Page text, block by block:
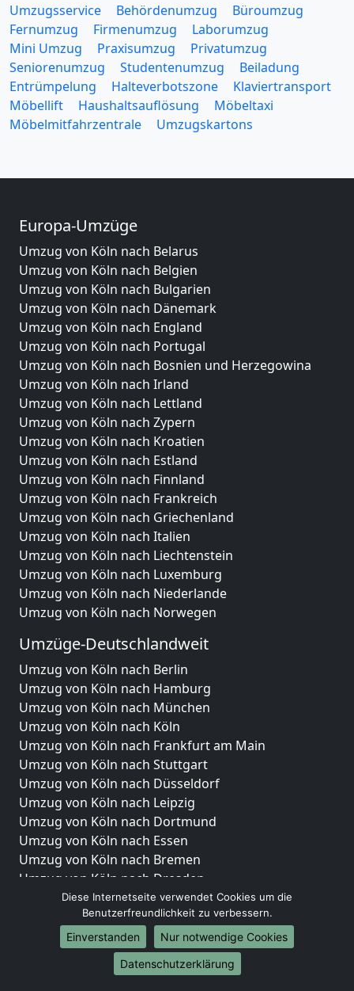
Umzugsservice Behördenumzug
Büroumzug
Fernumzug
Firmenumzug
Laborumzug
Mini Umzug
Praxisumzug
Privatumzug
Seniorenumzug
Studentenumzug
Beiladung
Entrümpelung
Halteverbotszone
Klaviertransport
Möbellift
Haushaltsauflösung
Möbeltaxi
Möbelmitfahrzentrale
Umzugskartons
Europa-Umzüge
Umzug von Köln nach Belarus
Umzug von Köln nach Belgien
Umzug von Köln nach Bulgarien
Umzug von Köln nach Dänemark
Umzug von Köln nach England
Umzug von Köln nach Portugal
Umzug von Köln nach Bosnien und Herzegowina
Umzug von Köln nach Irland
Umzug von Köln nach Lettland
Umzug von Köln nach Zypern
Umzug von Köln nach Kroatien
Umzug von Köln nach Estland
Umzug von Köln nach Finnland
Umzug von Köln nach Frankreich
Umzug von Köln nach Griechenland
Umzug von Köln nach Italien
Umzug von Köln nach Liechtenstein
Umzug von Köln nach Luxemburg
Umzug von Köln nach Niederlande
Umzug von Köln nach Norwegen
Umzüge-Deutschlandweit
Umzug von Köln nach Berlin
Umzug von Köln nach Hamburg
Umzug von Köln nach München
Umzug von Köln nach Köln
Umzug von Köln nach Frankfurt am Main
Umzug von Köln nach Stuttgart
Umzug von Köln nach Düsseldorf
Umzug von Köln nach Leipzig
Umzug von Köln nach Dortmund
Umzug von Köln nach Essen
Umzug von Köln nach Bremen
Umzug von Köln nach Dresden
Umzug von Köln nach Hannover
Umzug von Köln nach Nürnberg
Umzug von Köln nach Duisburg
Umzug von Köln nach Bochum
Umzug von Köln nach Wuppertal
Diese Internetseite verwendet Cookies um die
Benutzerfreundlichkeit zu verbessern.
Einverstanden
Nur notwendige Cookies
Datenschutzerklärung